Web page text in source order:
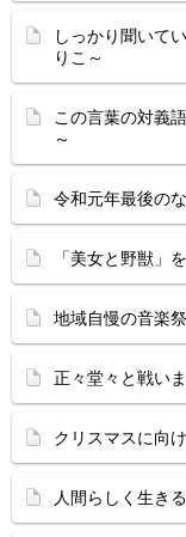
しっかり聞い
りこ～
この言葉の対
～
令和元年最後の
「美女と野獣
地域自慢の音楽
正々堂々と戦
クリスマスに向
人間らしく生